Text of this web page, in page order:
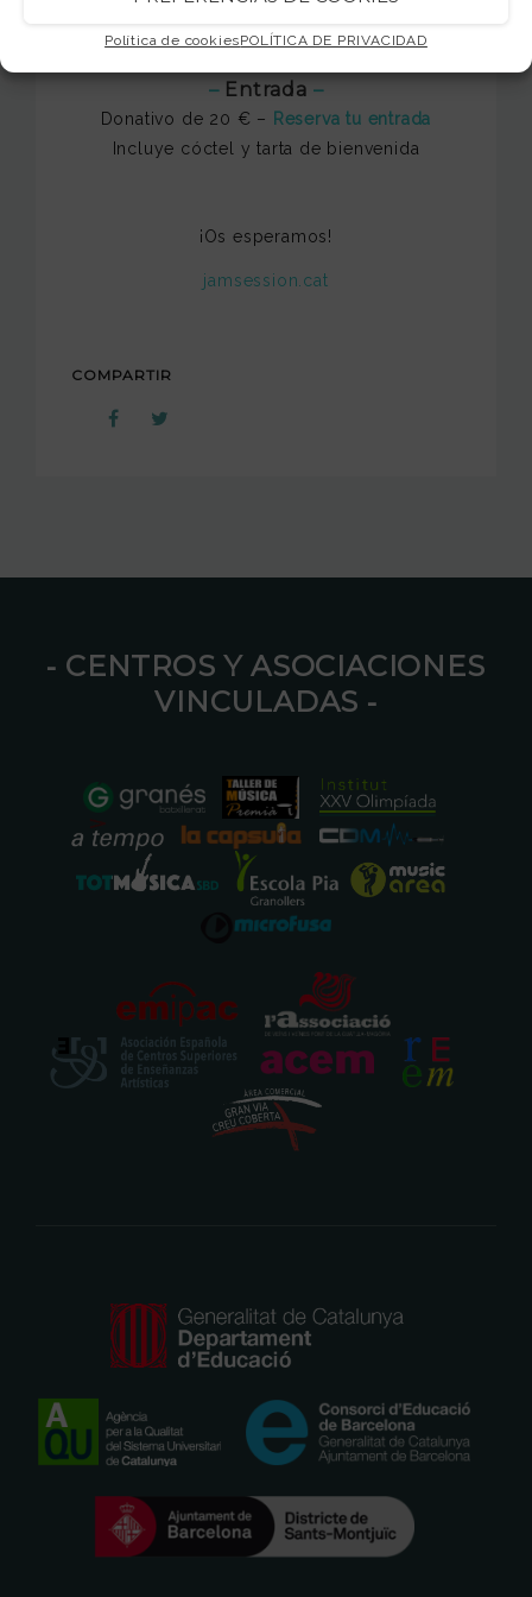
Política de cookiesPOLÍTICA DE PRIVACIDAD
–Entrada –
Donativo de 20 € – Reserva tu entrada
Incluye cóctel y tarta de bienvenida
¡Os esperamos!
jamsession.cat
COMPARTIR
⁃ CENTROS Y ASOCIACIONES
VINCULADAS ⁃